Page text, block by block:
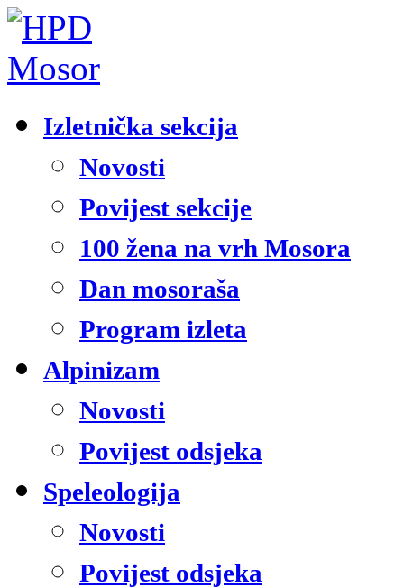
Izletnička sekcija
Novosti
Povijest sekcije
100 žena na vrh Mosora
Dan mosoraša
Program izleta
Alpinizam
Novosti
Povijest odsjeka
Speleologija
Novosti
Povijest odsjeka